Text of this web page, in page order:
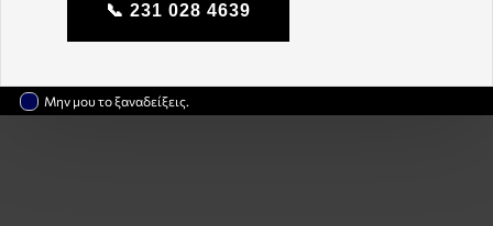
📞 231 028 4639
Μην μου το ξαναδείξεις.